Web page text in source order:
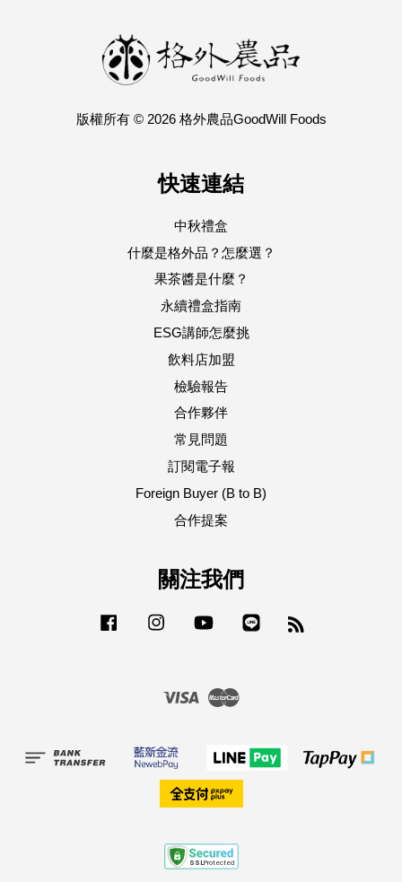
版權所有 © 2026 格外農品GoodWill Foods
快速連結
中秋禮盒
什麼是格外品？怎麼選？
果茶醬是什麼？
永續禮盒指南
ESG講師怎麼挑
飲料店加盟
檢驗報告
合作夥伴
常見問題
訂閱電子報
Foreign Buyer (B to B)
合作提案
關注我們
Facebook Instagram YouTube
Visa